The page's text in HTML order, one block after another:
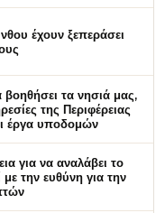
έχουν ξεπεράσει
βοηθήσει τα νησιά μας,
της Περιφέρειας
έργα υποδομών
για να αναλάβει το
την ευθύνη για την